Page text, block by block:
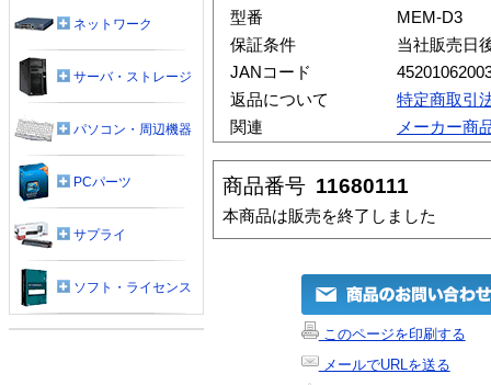
型番
MEM-D3
保証条件
当社販売日
JANコード
返品について
特定商取引
関連
メーカー商
商品番号 11680111
本商品は販売を終了しました
このページを印刷する
メールでURLを送る
ネットワーク
サーバ・ストレージ
パソコン・周辺機器
PCパーツ
サプライ
ソフト・ライセンス